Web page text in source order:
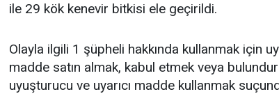
ile 29 kök kenevir bitkisi ele geçirildi.
Olayla ilgili 1 şüpheli hakkında kullanmak için
madde satın almak, kabul etmek veya
uyuşturucu ve uyarıcı madde kullanmak